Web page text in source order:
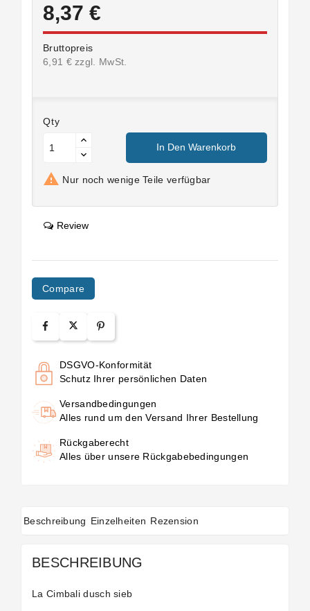
8,37 €
Bruttopreis
6,91 € zzgl. MwSt.
Qty
In Den Warenkorb
 Nur noch wenige Teile verfügbar
Review
Compare
DSGVO-Konformität
Schutz Ihrer persönlichen Daten
Versandbedingungen
Alles rund um den Versand Ihrer Bestellung
Rückgaberecht
Alles über unsere Rückgabebedingungen
Beschreibung Einzelheiten Rezension
BESCHREIBUNG
La Cimbali dusch sieb